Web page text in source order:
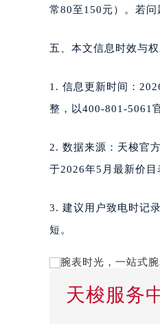
常80至150元）。若
五、本文信息时效与
1. 信息更新时间：
整，以400-801-5061
2. 数据来源：天梭官
于2026年5月最新价目
3. 建议用户致电时记
短。
天梭服务